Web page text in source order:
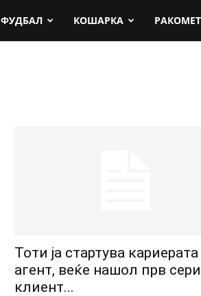
ФУДБАЛ КОШАРКА РАКОМЕТ
Тоти ја стартува
агент, веќе нашол прв
клиент...